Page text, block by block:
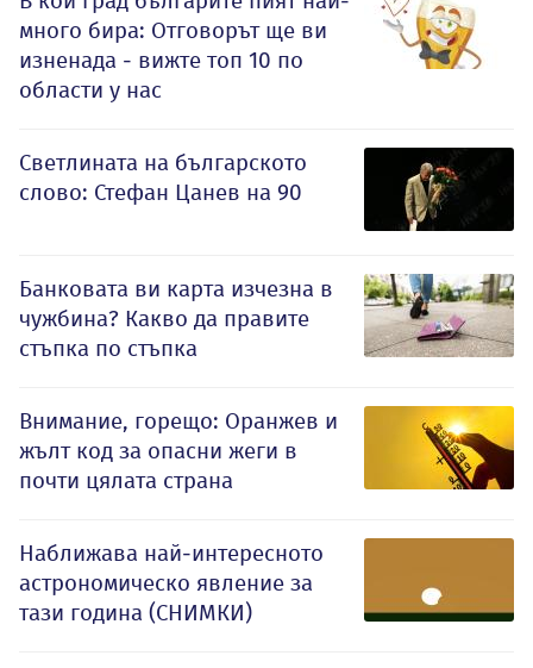
много бира: Отговорът ще ви
изненада - вижте топ 10 по
области у нас
Светлината на българското
слово: Стефан Цанев на 90
Банковата ви карта изчезна в
чужбина? Какво да правите
стъпка по стъпка
Внимание, горещо: Оранжев и
жълт код за опасни жеги в
почти цялата страна
Наближава най-интересното
астрономическо явление за
тази година (СНИМКИ)